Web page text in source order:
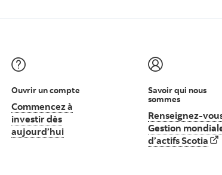
vous aider
Ouvrir un compte
Commencez à
investir dès
aujourd’huiCommencez à investir dès aujourd’hui
Savoir qui nous
sommes
Renseignez-
Gestion
d’actifs Scotia